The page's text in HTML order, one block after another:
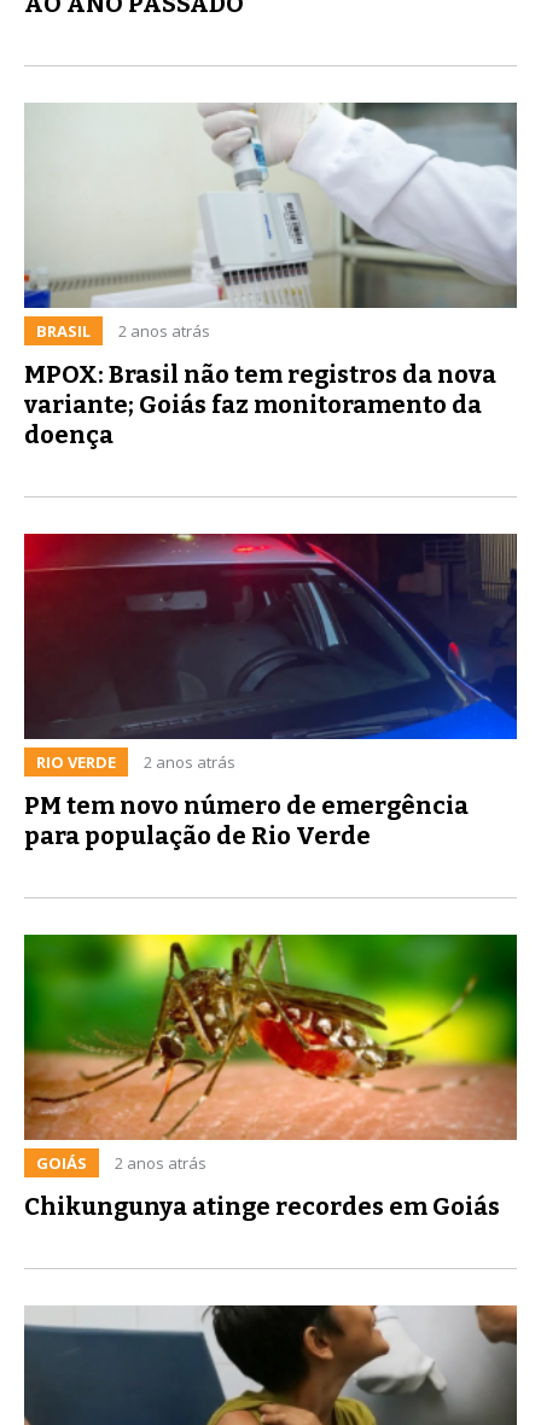
BRASIL 2 anos atrás
MPOX: Brasil não tem registros da nova
variante; Goiás faz monitoramento da
doença
RIO VERDE 2 anos atrás
PM tem novo número de emergência
para população de Rio Verde
GOIÁS 2 anos atrás
Chikungunya atinge recordes em Goiás